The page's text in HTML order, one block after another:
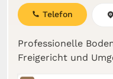
Professionelle
Freigericht und
Telefon